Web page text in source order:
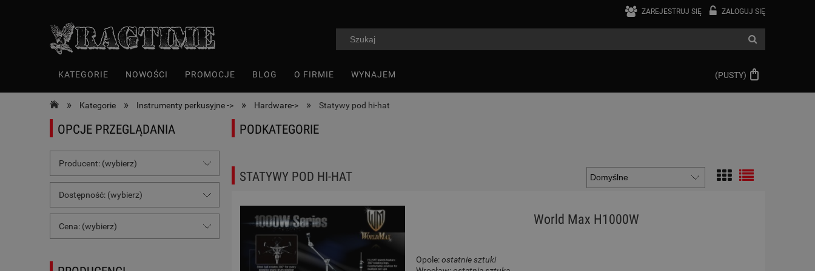
ZAREJESTRUJ SIĘ ZALOGUJ SIĘ
(PUSTY)
KATEGORIE NOWOŚCI PROMOCJE BLOG O FIRMIE WYNAJEM
» Kategorie » Instrumenty perkusyjne -> » Hardware-> » Statywy pod hi-hat
OPCJE PRZEGLĄDANIA
Producent: (wybierz)
Dostępność: (wybierz)
Cena: (wybierz)
PODKATEGORIE
STATYWY POD HI-HAT
World Max H1000W
Opole:ostatnie sztuki